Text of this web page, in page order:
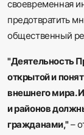
своевременная
предотвратить
общественный
"Деятельность
открытой и
внешнего мира.
и районов
гражданами,"–